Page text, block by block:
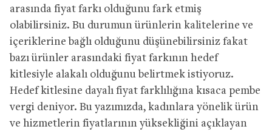
arasında fiyat farkı olduğunu fark etmiş
olabilirsiniz. Bu durumun ürünlerin kalitelerine ve
içeriklerine bağlı olduğunu düşünebilirsiniz fakat
bazı ürünler arasındaki fiyat farkının hedef
kitlesiyle alakalı olduğunu belirtmek istiyoruz.
Hedef kitlesine dayalı fiyat farklılığına kısaca pembe
vergi deniyor. Bu yazımızda, kadınlara yönelik ürün
ve hizmetlerin fiyatlarının yüksekliğini açıklayan